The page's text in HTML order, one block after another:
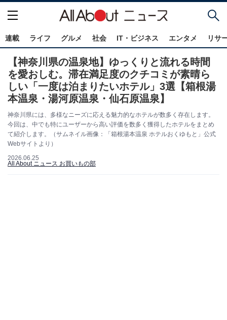
連載 ライフ グルメ 社会 IT・ビジネス エンタメ リサ
【神奈川県の温泉地】ゆっくりと流れる時間
を愛おしむ。滞在満足度のクチコミが素晴ら
しい「一度は泊まりたいホテル」3選【箱根湯
本温泉・湯河原温泉・仙石原温泉】
神奈川県には、多様なニーズに応える魅力的なホテルが数多く存在します。
今回は、中でも特にユーザーから高い評価を数多く獲得したホテルをまとめ
て紹介します。（サムネイル画像：「箱根湯本温泉 ホテルおくゆもと」公式
Webサイトより）
2026.06.25
All About ニュース お買いもの部